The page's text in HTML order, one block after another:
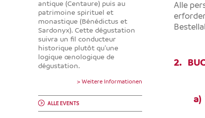
antique (Centaure) puis au
patrimoine spirituel et
monastique (Bénédictus et
Sardonyx). Cette dégustation
suivra un fil conducteur
historique plutôt qu’une
logique œnologique de
dégustation.
> Weitere Informationen
ALLE EVENTS
Alle
2.
a)